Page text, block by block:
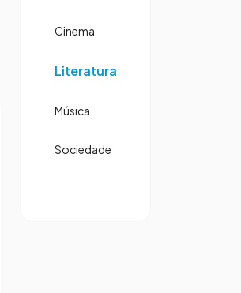
Cinema
Literatura
Música
Sociedade